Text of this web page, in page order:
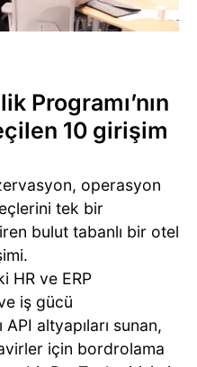
Programı’nın
10 girişim
operasyon
tek bir
bulut tabanlı bir otel
HR ve ERP
iş gücü
altyapıları sunan,
için bordrolama